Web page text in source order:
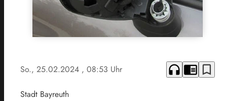
So., 25.02.2024 , 08:53 Uhr headphones chrome_reader_mode bookmark_border
Stadt Bayreuth